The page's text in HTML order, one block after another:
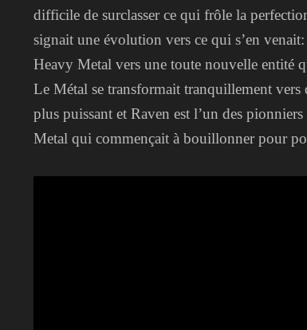
difficile de surclasser ce qui frôle la
signait une évolution vers ce qui s’en
Heavy Metal vers une toute nouvelle entité
Le Métal se transformait tranquillement vers
plus puissant et Raven est l’un des
Metal qui commençait à bouillonner pour